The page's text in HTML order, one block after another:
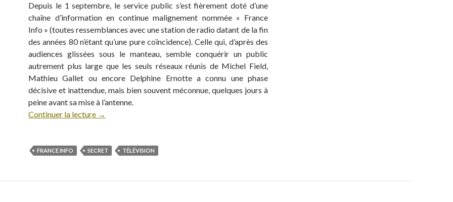
Depuis le 1 septembre, le service public s’est fièrement doté d’une
chaîne d’information en continue malignement nommée « France
Info » (toutes ressemblances avec une station de radio datant de la fin
des années 80 n’étant qu’une pure coïncidence). Celle qui, d’après des
audiences glissées sous le manteau, semble conquérir un public
autrement plus large que les seuls réseaux réunis de Michel Field,
Mathieu Gallet ou encore Delphine Ernotte a connu une phase
décisive et inattendue, mais bien souvent méconnue, quelques jours à
peine avant sa mise à l’antenne.
Continuer la lecture →
FRANCE INFO SECRET TÉLÉVISION